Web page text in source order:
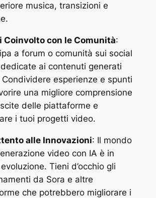
musica, transizioni e
Coinvolto con le Comunità:
a forum o comunità sui social
ai contenuti generati
Condividere esperienze e spunti
una migliore comprensione
delle piattaforme e
i tuoi progetti video.
alle Innovazioni: Il mondo
video con IA è in
Tieni d’occhio gli
da Sora e altre
che potrebbero migliorare i